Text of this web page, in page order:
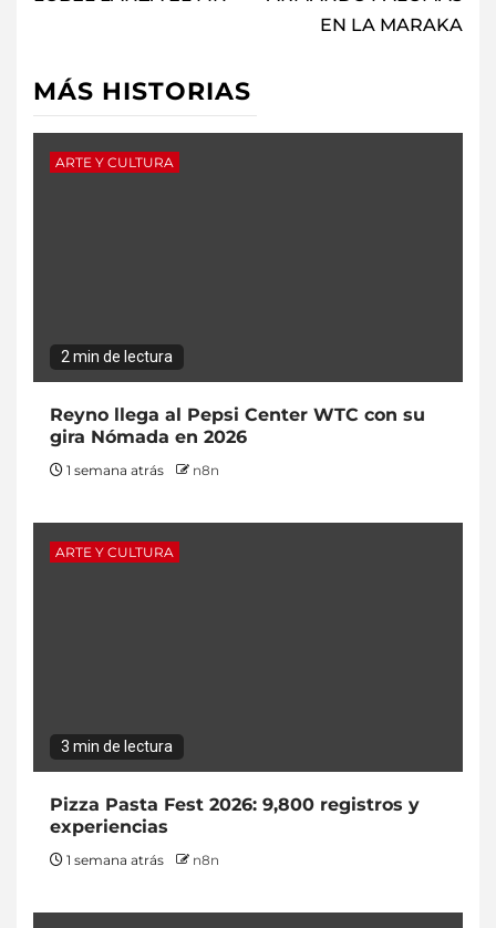
EN LA MARAKA
MÁS HISTORIAS
ARTE Y CULTURA
2 min de lectura
Reyno llega al Pepsi Center WTC con su
gira Nómada en 2026
1 semana atrás n8n
ARTE Y CULTURA
3 min de lectura
Pizza Pasta Fest 2026: 9,800 registros y
experiencias
1 semana atrás n8n